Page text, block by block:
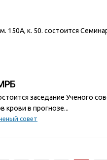
150А, к. 50. состоится
заседание Ученого
крови в прогнозе...
совет